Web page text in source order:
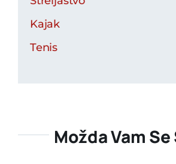
Kajak
Tenis
Možda Vam